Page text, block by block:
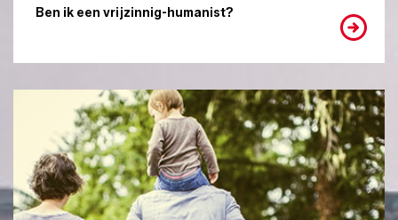
Ben ik een vrijzinnig-humanist?